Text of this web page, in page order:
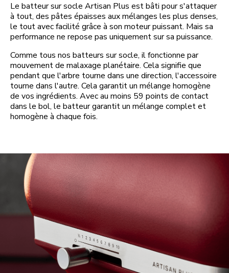
Le batteur sur socle Artisan Plus est bâti pour s'attaquer
à tout, des pâtes épaisses aux mélanges les plus denses,
le tout avec facilité grâce à son moteur puissant. Mais sa
performance ne repose pas uniquement sur sa puissance.
Comme tous nos batteurs sur socle, il fonctionne par
mouvement de malaxage planétaire. Cela signifie que
pendant que l'arbre tourne dans une direction, l'accessoire
tourne dans l'autre. Cela garantit un mélange homogène
de vos ingrédients. Avec au moins 59 points de contact
dans le bol, le batteur garantit un mélange complet et
homogène à chaque fois.